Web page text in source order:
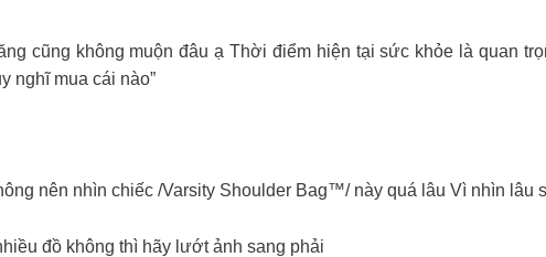
cũng không muộn đâu ạ Thời điểm hiện tại sức khỏe là quan
nghĩ mua cái nào”
nên nhìn chiếc /Varsity Shoulder Bag™/ này quá lâu Vì nhìn lâu
đồ không thì hãy lướt ảnh sang phải